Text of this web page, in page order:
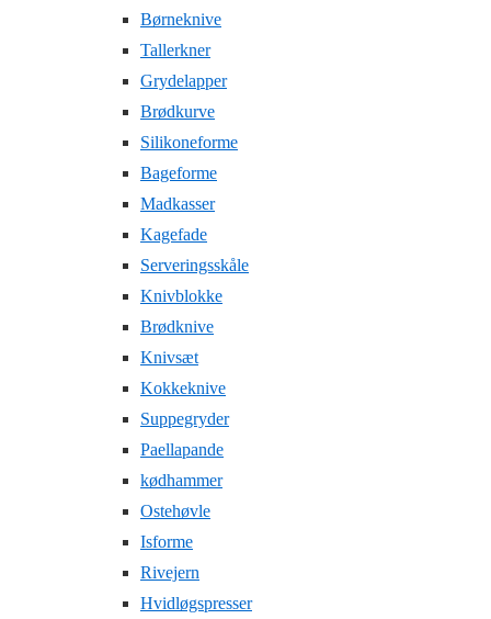
Børneknive
Tallerkner
Grydelapper
Brødkurve
Silikoneforme
Bageforme
Madkasser
Kagefade
Serveringsskåle
Knivblokke
Brødknive
Knivsæt
Kokkeknive
Suppegryder
Paellapande
kødhammer
Ostehøvle
Isforme
Rivejern
Hvidløgspresser